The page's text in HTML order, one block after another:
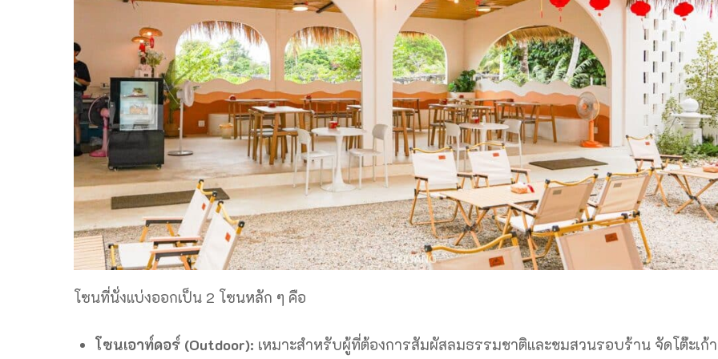
โซนที่นั่งแบ่งออกเป็น 2 โซนหลัก ๆ คือ
โซนเอาท์ดอร์ (Outdoor): เหมาะสำหรับผู้ที่ต้องการสัมผัสลมธรรมชาติและชมสวนรอบร้าน จัดโต๊ะเก้